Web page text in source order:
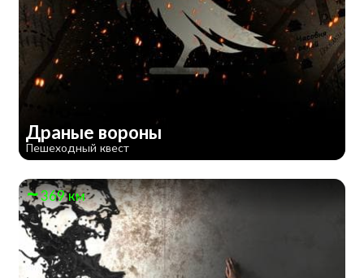
Драные вороны
Пешеходный квест
369 км